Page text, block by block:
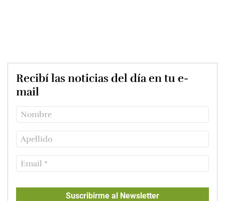
Recibí las noticias del día en tu e-
mail
Suscribirme al Newsletter